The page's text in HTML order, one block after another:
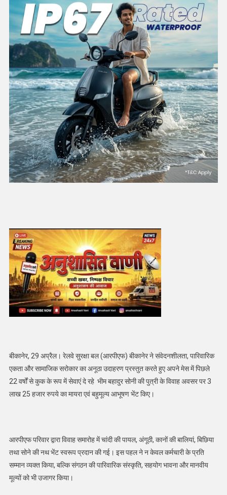
बीकानेर, 29 अप्रैल। रेलवे सुरक्षा बल (आरपीएफ) बीकानेर ने संवेदनशीलता, पारिवारिक
एकता और सामाजिक सरोकार का अनूठा उदाहरण प्रस्तुत करते हुए अपने मेस में पिछले
22 वर्षों से कुक के रूप में सेवाएं दे रहे भीम बहादुर सोनी की पुत्री के विवाह अवसर पर 3
लाख 25 हजार रुपये का मायरा एवं बहुमूल्य आभूषण भेंट किए।
आरपीएफ परिवार द्वारा विवाह समारोह में चांदी की पायल, अंगूठी, कानों की बालियां, बिछिया
तथा सोने की नथ भेंट स्वरूप प्रदान की गई। इस पहल ने न केवल कर्मचारी के प्रति
सम्मान व्यक्त किया, बल्कि संगठन की पारिवारिक संस्कृति, सहयोग भावना और मानवीय
मूल्यों को भी उजागर किया।